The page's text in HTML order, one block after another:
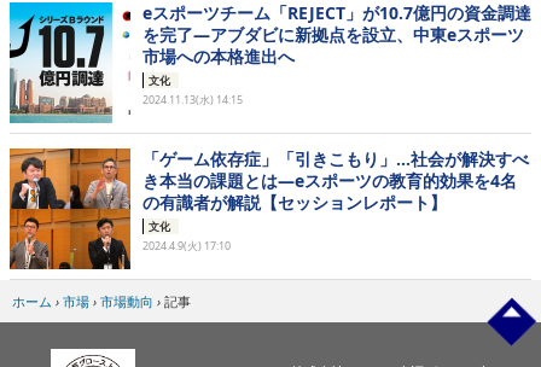
eスポーツチーム「REJECT」が10.7億円の資金調達
を完了―アブダビに新拠点を設立、中東eスポーツ
市場への本格進出へ
文化
2024.11.13(水) 14:15
「ゲーム依存症」「引きこもり」…社会が解決すべ
き本当の課題とは―eスポーツの教育的効果を4名
の有識者が解説【セッションレポート】
文化
2024.4.9(火) 17:10
ホーム › 市場 › 市場動向 › 記事